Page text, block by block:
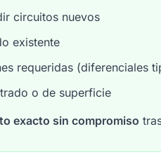
circuitos nuevos
existente
requeridas (diferenciales
o de superficie
exacto sin compromiso